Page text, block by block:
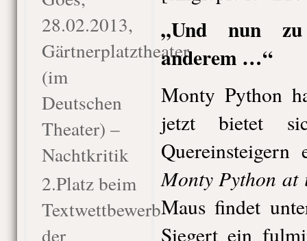
28.02.2013,
Gärtnerplatztheater
(im
Deutschen
Theater) –
Nachtkritik
2.Platz beim
Textwettbewerb
der
„Und nun zu
anderem …“
Monty Python
jetzt bietet
Monty Python at
Maus findet
Siegert ein